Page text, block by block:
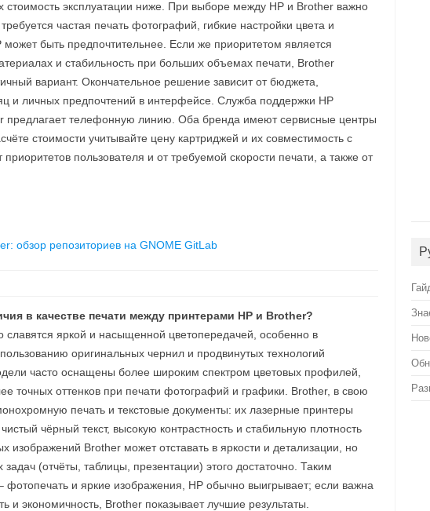
стоимость эксплуатации ниже. При выборе между HP и Brother важно
частая печать фотографий, гибкие настройки цвета и
может быть предпочтительнее. Если же приоритетом является
и стабильность при больших объемах печати, Brother
вариант. Окончательное решение зависит от бюджета,
и личных предпочтений в интерфейсе. Служба поддержки HP
предлагает телефонную линию. Оба бренда имеют сервисные центры
стоимости учитывайте цену картриджей и их совместимость с
пользователя и от требуемой скорости печати, а также от
обзор репозиториев на GNOME GitLab
в качестве печати между принтерами HP и Brother?
славятся яркой и насыщенной цветопередачей, особенно в
оригинальных чернил и продвинутых технологий
часто оснащены более широким спектром цветовых профилей,
точных оттенков при печати фотографий и графики. Brother, в свою
печать и текстовые документы: их лазерные принтеры
чёрный текст, высокую контрастность и стабильную плотность
изображений Brother может отставать в яркости и детализации, но
(отчёты, таблицы, презентации) этого достаточно. Таким
фотопечать и яркие изображения, HP обычно выигрывает; если важна
и экономичность, Brother показывает лучшие результаты.